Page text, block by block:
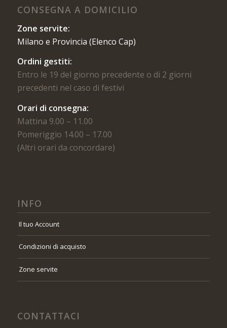
CONSEGNA A DOMICILIO
Zone servite:
Milano e Provincia (Elenco Cap)
Ordini gestiti:
Entro le 19 del giorno precedente o di 2 giorni
precedenti nel caso di festivi
Orari di consegna:
Mattina 9.00 – 11.00
Pomeriggio 14.00 – 17.00
(Altri orari da concordare)
INFO
Il tuo Account
Condizioni di acquisto
Zone servite
CONTATTACI